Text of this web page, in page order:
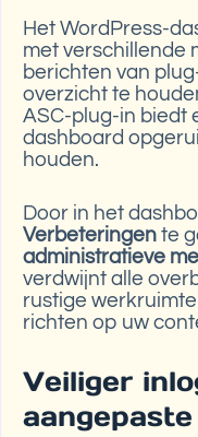
Het WordPress-
met verschillende
berichten van
overzicht te
ASC-plug-in biedt
dashboard
houden.
Door in het
Verbeteringen te
administratieve
verdwijnt alle
rustige
richten op uw
Veiliger